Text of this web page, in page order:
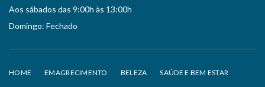
Aos sábados das 9:00h às 13:00h
Domingo: Fechado
HOME EMAGRECIMENTO BELEZA SAÚDE E BEM ESTAR